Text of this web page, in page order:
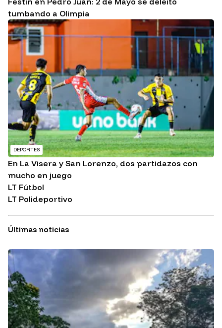
tumbando a Olimpia
DEPORTES
En La Visera y San Lorenzo, dos partidazos con
mucho en juego
LT Fútbol
LT Polideportivo
Últimas noticias